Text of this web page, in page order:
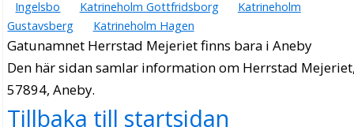
Ingelsbo
Katrineholm Gottfridsborg
Katrineholm
Gustavsberg
Katrineholm Hagen
Gatunamnet Herrstad Mejeriet finns bara i Aneby
Den här sidan samlar information om Herrstad
57894, Aneby.
Tillbaka till startsidan